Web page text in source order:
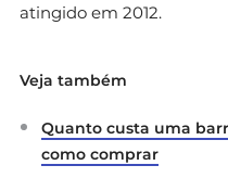
atingido em 2012.
Veja também
Quanto custa uma
como comprar